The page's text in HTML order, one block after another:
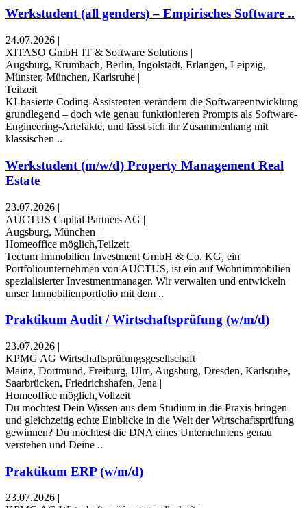
Werkstudent (all genders) – Empirisches Software ..
24.07.2026 |
XITASO GmbH IT & Software Solutions |
Augsburg, Krumbach, Berlin, Ingolstadt, Erlangen, Leipzig,
Münster, München, Karlsruhe |
Teilzeit
KI-basierte Coding-Assistenten verändern die Softwareentwicklung
grundlegend – doch wie genau funktionieren Prompts als Software-
Engineering-Artefakte, und lässt sich ihr Zusammenhang mit
klassischen ..
Werkstudent (m/w/d) Property Management Real
Estate
23.07.2026 |
AUCTUS Capital Partners AG |
Augsburg, München |
Homeoffice möglich,Teilzeit
Tectum Immobilien Investment GmbH & Co. KG, ein
Portfoliounternehmen von AUCTUS, ist ein auf Wohnimmobilien
spezialisierter Investmentmanager. Wir verwalten und entwickeln
unser Immobilienportfolio mit dem ..
Praktikum Audit / Wirtschaftsprüfung (w/m/d)
23.07.2026 |
KPMG AG Wirtschaftsprüfungsgesellschaft |
Mainz, Dortmund, Freiburg, Ulm, Augsburg, Dresden, Karlsruhe,
Saarbrücken, Friedrichshafen, Jena |
Homeoffice möglich,Vollzeit
Du möchtest Dein Wissen aus dem Studium in die Praxis bringen
und gleichzeitig echte Einblicke in die Welt der Wirtschaftsprüfung
gewinnen? Du möchtest die DNA eines Unternehmens genau
verstehen und Deine ..
Praktikum ERP (w/m/d)
23.07.2026 |